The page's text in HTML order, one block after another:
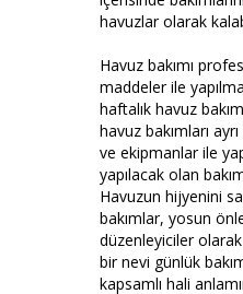
havuzlar olarak
Havuz bakımı
maddeler ile
haftalık havuz
havuz bakımları
ve ekipmanlar ile
yapılacak olan
Havuzun hijyenini
bakımlar, yosun
düzenleyiciler
bir nevi günlük
kapsamlı hali